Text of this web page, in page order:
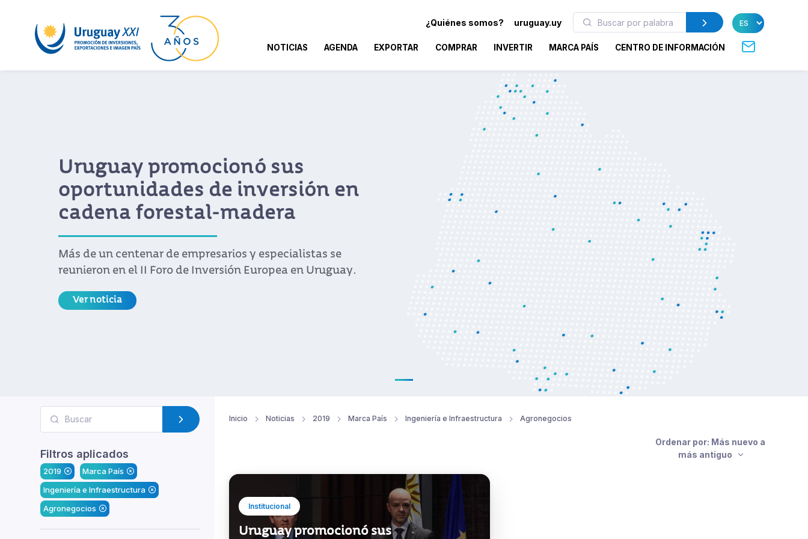
¿Quiénes somos? uruguay.uy
NOTICIAS AGENDA EXPORTAR COMPRAR INVERTIR MARCA PAÍS CENTRO DE INFORMACIÓN
Uruguay promocionó sus
oportunidades de inversión en
cadena forestal-madera
Más de un centenar de empresarios y especialistas se
reunieron en el II Foro de Inversión Europea en Uruguay.
Ver noticia
Filtros aplicados
2019
Marca País
Ingeniería e Infraestructura
Agronegocios
Inicio Noticias 2019 Marca País Ingeniería e Infraestructura Agronegocios
Ordenar por: Más nuevo a
más antiguo
Institucional
Uruguay promocionó sus